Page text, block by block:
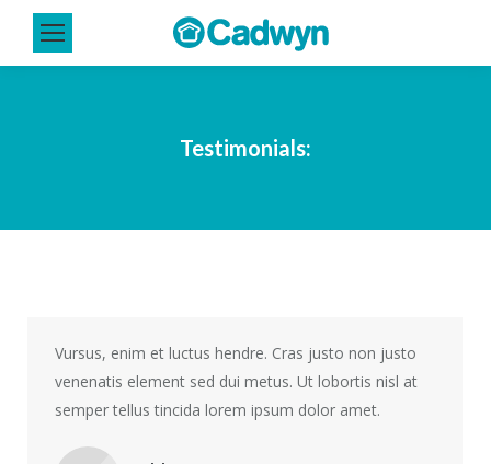
Testimonials:
Vursus, enim et luctus hendre. Cras justo non justo
venenatis element sed dui metus. Ut lobortis nisl at
semper tellus tincida lorem ipsum dolor amet.